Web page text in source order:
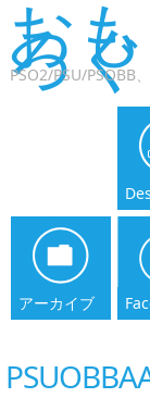
お
ろぐ
PSO2/PSU/PSOBB
アーカイブ